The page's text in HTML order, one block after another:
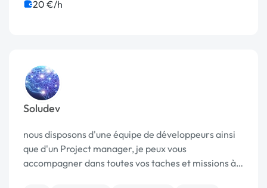
20 €/h
Soludev
nous disposons d'une équipe de développeurs ainsi
que d'un Project manager, je peux vous
accompagner dans toutes vos taches et missions à